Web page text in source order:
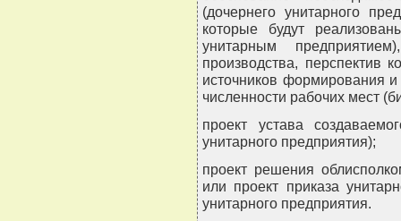
(дочернего унитарного
которые будут
унитарным
производства, перспектив
источников формирования
численности рабочих мест
проект устава
унитарного предприятия);
проект решения
или проект приказа
унитарного предприятия.